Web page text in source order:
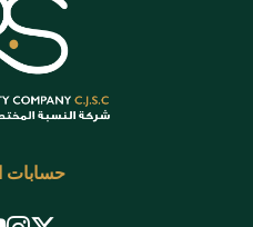
حسابات